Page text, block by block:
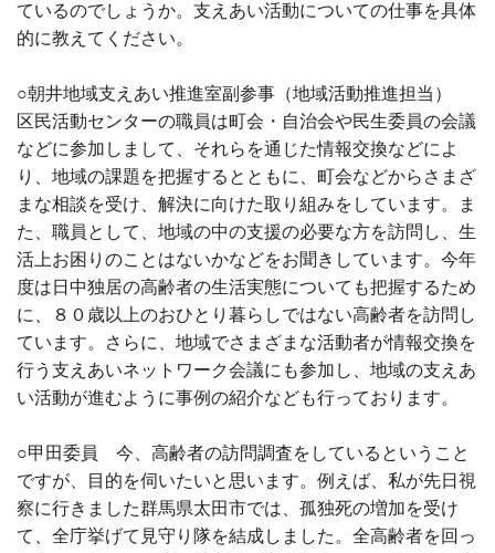
ているのでしょうか。支えあい活動についての仕事を具体
的に教えてください。
○朝井地域支えあい推進室副参事（地域活動推進担当）
区民活動センターの職員は町会・自治会や民生委員の会議
などに参加しまして、それらを通じた情報交換などによ
り、地域の課題を把握するとともに、町会などからさまざ
まな相談を受け、解決に向けた取り組みをしています。ま
た、職員として、地域の中の支援の必要な方を訪問し、生
活上お困りのことはないかなどをお聞きしています。今年
度は日中独居の高齢者の生活実態についても把握するため
に、８０歳以上のおひとり暮らしではない高齢者を訪問し
ています。さらに、地域でさまざまな活動者が情報交換を
行う支えあいネットワーク会議にも参加し、地域の支えあ
い活動が進むように事例の紹介なども行っております。
○甲田委員 今、高齢者の訪問調査をしているということ
ですが、目的を伺いたいと思います。例えば、私が先日視
察に行きました群馬県太田市では、孤独死の増加を受け
て、全庁挙げて見守り隊を結成しました。全高齢者を回っ